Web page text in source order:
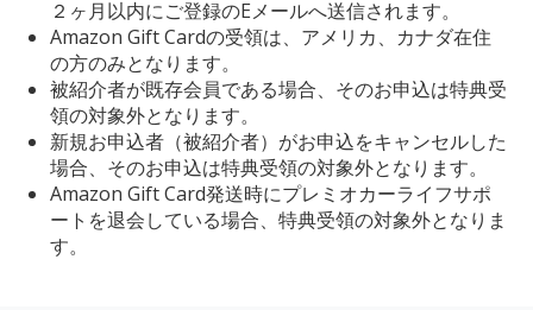
２ヶ月以内にご登録のEメールへ送信されます。
Amazon Gift Cardの受領は、アメリカ、カナダ在住
の方のみとなります。
被紹介者が既存会員である場合、そのお申込は特典受
領の対象外となります。
新規お申込者（被紹介者）がお申込をキャンセルした
場合、そのお申込は特典受領の対象外となります。
Amazon Gift Card発送時にプレミオカーライフサポ
ートを退会している場合、特典受領の対象外となりま
す。